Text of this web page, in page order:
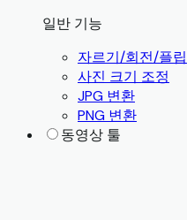
일반 기능
자르기/회전/플립
사진 크기 조정
JPG 변환
PNG 변환
동영상 툴